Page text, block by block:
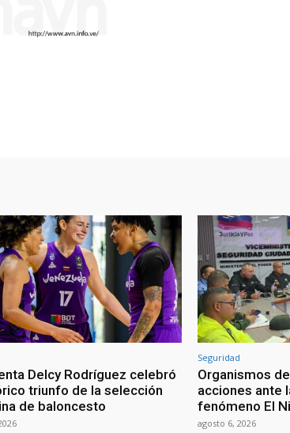
Delcy Rodríguez celebró
triunfo de la selección
de baloncesto
Seguridad
Organismos
acciones ante
fenómeno El
agosto 6, 2026